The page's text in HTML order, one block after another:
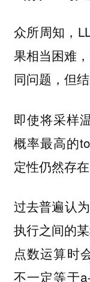
众所周知，
果相当困难
同问题，但
即使将采样
概率最高的
定性仍然存在
过去普遍认
执行之间的
点数运算时
不一定等于